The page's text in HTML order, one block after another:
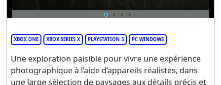
XBOX ONE XBOX SERIES X PLAYSTATION 5 PC WINDOWS
Une exploration paisible pour vivre une expérience
photographique à l’aide d’appareils réalistes, dans
une large sélection de paysages aux détails précis et